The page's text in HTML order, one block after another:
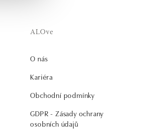
ALOve
O nás
Kariéra
Obchodní podmínky
GDPR - Zásady ochrany
osobních údajů